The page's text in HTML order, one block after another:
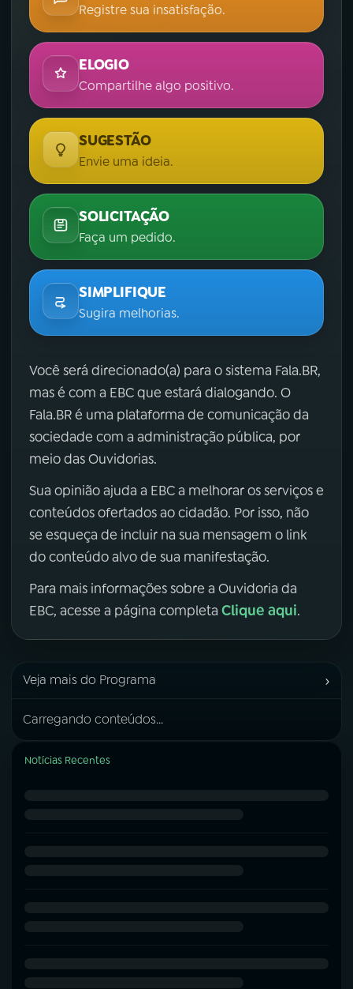
Registre sua insatisfação.
ELOGIO
Compartilhe algo positivo.
SUGESTÃO
Envie uma ideia.
SOLICITAÇÃO
Faça um pedido.
SIMPLIFIQUE
Sugira melhorias.
Você será direcionado(a) para o sistema Fala.BR,
mas é com a EBC que estará dialogando. O
Fala.BR é uma plataforma de comunicação da
sociedade com a administração pública, por
meio das Ouvidorias.
Sua opinião ajuda a EBC a melhorar os serviços e
conteúdos ofertados ao cidadão. Por isso, não
se esqueça de incluir na sua mensagem o link
do conteúdo alvo de sua manifestação.
Para mais informações sobre a Ouvidoria da
EBC, acesse a página completa Clique aqui.
Veja mais do Programa ›
Carregando conteúdos...
Notícias Recentes